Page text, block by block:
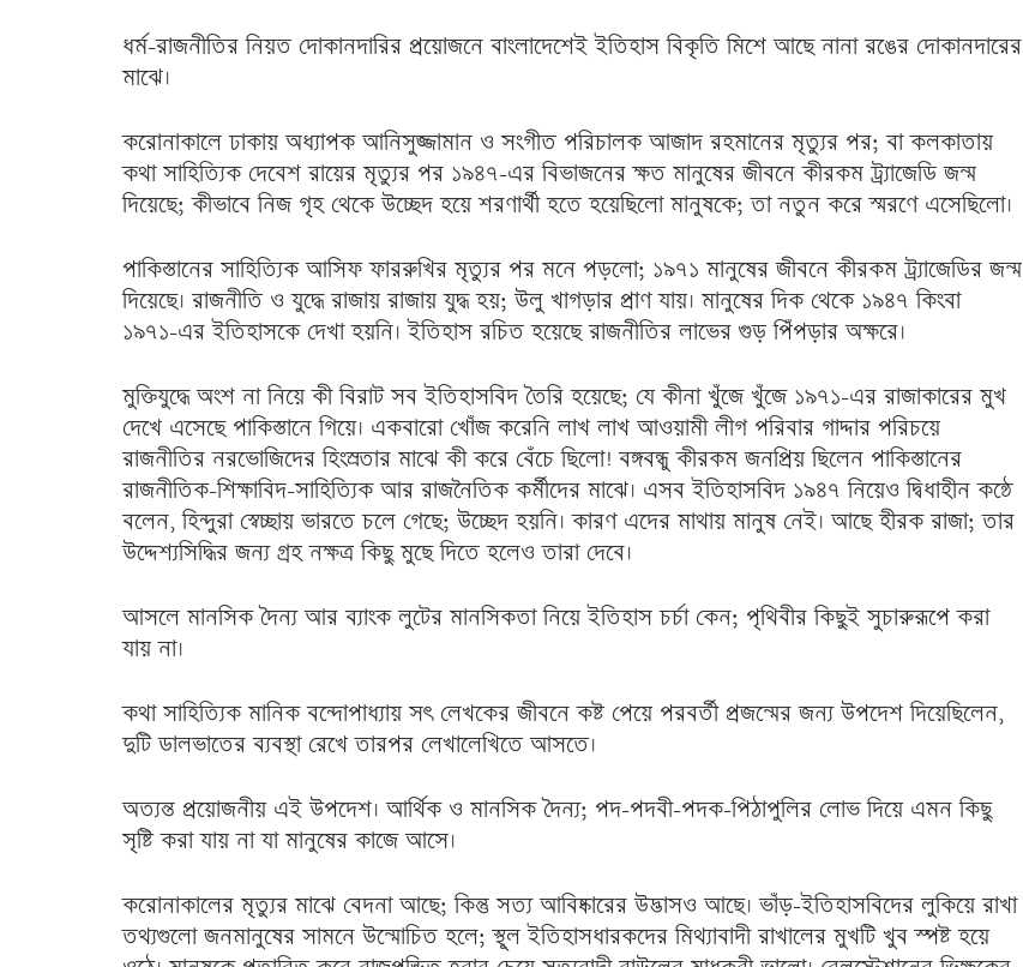
ধর্ম-রাজনীতির নিয়ত দোকানদারির প্রয়োজনে বাংলাদেশেই ইতিহাস বিকৃতি মিশে আছে নানা রঙের দোকানদারের
মাঝে।
করোনাকালে ঢাকায় অধ্যাপক আনিসুজ্জামান ও সংগীত পরিচালক আজাদ রহমানের মৃত্যুর পর; বা কলকাতায়
কথা সাহিত্যিক দেবেশ রায়ের মৃত্যুর পর ১৯৪৭-এর বিভাজনের ক্ষত মানুষের জীবনে কীরকম ট্র্যাজেডি জন্ম
দিয়েছে; কীভাবে নিজ গৃহ থেকে উচ্ছেদ হয়ে শরণার্থী হতে হয়েছিলো মানুষকে; তা নতুন করে স্মরণে এসেছিলো।
পাকিস্তানের সাহিত্যিক আসিফ ফাররুখির মৃত্যুর পর মনে পড়লো; ১৯৭১ মানুষের জীবনে কীরকম ট্র্যাজেডির জন্ম
দিয়েছে। রাজনীতি ও যুদ্ধে রাজায় রাজায় যুদ্ধ হয়; উলু খাগড়ার প্রাণ যায়। মানুষের দিক থেকে ১৯৪৭ কিংবা
১৯৭১-এর ইতিহাসকে দেখা হয়নি। ইতিহাস রচিত হয়েছে রাজনীতির লাভের গুড় পিঁপড়ার অক্ষরে।
মুক্তিযুদ্ধে অংশ না নিয়ে কী বিরাট সব ইতিহাসবিদ তৈরি হয়েছে; যে কীনা খুঁজে খুঁজে ১৯৭১-এর রাজাকারের মুখ
দেখে এসেছে পাকিস্তানে গিয়ে। একবারো খোঁজ করেনি লাখ লাখ আওয়ামী লীগ পরিবার গাদ্দার পরিচয়ে
রাজনীতির নরভোজিদের হিংস্রতার মাঝে কী করে বেঁচে ছিলো! বঙ্গবন্ধু কীরকম জনপ্রিয় ছিলেন পাকিস্তানের
রাজনীতিক-শিক্ষাবিদ-সাহিত্যিক আর রাজনৈতিক কর্মীদের মাঝে। এসব ইতিহাসবিদ ১৯৪৭ নিয়েও দ্বিধাহীন কন্ঠে
বলেন, হিন্দুরা স্বেচ্ছায় ভারতে চলে গেছে; উচ্ছেদ হয়নি। কারণ এদের মাথায় মানুষ নেই। আছে হীরক রাজা; তার
উদ্দেশ্যসিদ্ধির জন্য গ্রহ নক্ষত্র কিছু মুছে দিতে হলেও তারা দেবে।
আসলে মানসিক দৈন্য আর ব্যাংক লুটের মানসিকতা নিয়ে ইতিহাস চর্চা কেন; পৃথিবীর কিছুই সুচারুরূপে করা
যায় না।
কথা সাহিত্যিক মানিক বন্দোপাধ্যায় সৎ লেখকের জীবনে কষ্ট পেয়ে পরবর্তী প্রজন্মের জন্য উপদেশ দিয়েছিলেন,
দুটি ডালভাতের ব্যবস্থা রেখে তারপর লেখালেখিতে আসতে।
অত্যন্ত প্রয়োজনীয় এই উপদেশ। আর্থিক ও মানসিক দৈন্য; পদ-পদবী-পদক-পিঠাপুলির লোভ দিয়ে এমন কিছু
সৃষ্টি করা যায় না যা মানুষের কাজে আসে।
করোনাকালের মৃত্যুর মাঝে বেদনা আছে; কিন্তু সত্য আবিষ্কারের উদ্ভাসও আছে। ভাঁড়-ইতিহাসবিদের লুকিয়ে রাখা
তথ্যগুলো জনমানুষের সামনে উন্মোচিত হলে; স্থূল ইতিহাসধারকদের মিথ্যাবাদী রাখালের মুখটি খুব স্পষ্ট হয়ে